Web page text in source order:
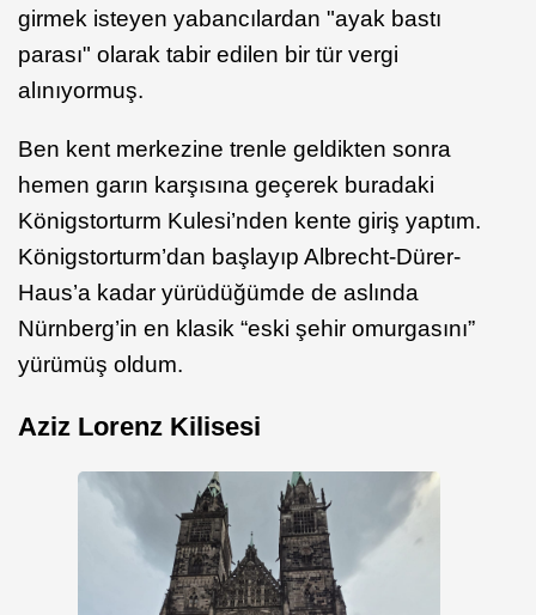
girmek isteyen yabancılardan "ayak bastı
parası" olarak tabir edilen bir tür vergi
alınıyormuş.
Ben kent merkezine trenle geldikten sonra
hemen garın karşısına geçerek buradaki
Königstorturm Kulesi’nden kente giriş yaptım.
Königstorturm’dan başlayıp Albrecht-Dürer-
Haus’a kadar yürüdüğümde de aslında
Nürnberg’in en klasik “eski şehir omurgasını”
yürümüş oldum.
Aziz Lorenz Kilisesi